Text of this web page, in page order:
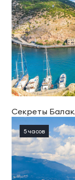
Секреты
5 часов